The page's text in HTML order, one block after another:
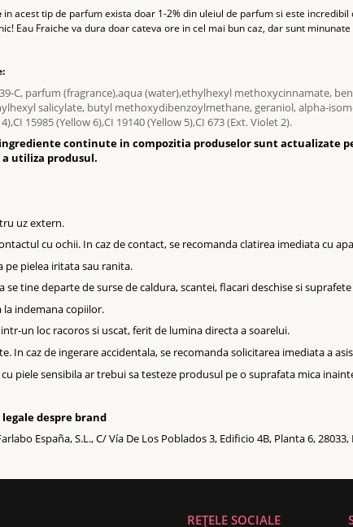
in acest tip de parfum exista doar 1-2% din uleiul de parfum si este
Eau Fraiche va dura doar cateva ore in cel mai bun caz, dar sunt
C, parfum (fragrance),aqua (water),ethylhexyl methoxycinnamate,
salicylate, butyl methoxydibenzoylmethane, geraniol, alpha-
15985 (Yellow 6),CI 19140 (Yellow 5),CI 673 (Ext. Violet 2).
continute in compozitia produselor sunt actualizate
utiliza produsul.
uz extern.
cu ochii. In caz de contact, se recomanda clatirea imediata cu
pe pielea iritata sau ranita.
se tine departe de surse de caldura, scantei, flacari deschise si
la indemana copiilor.
un loc racoros si uscat, ferit de lumina directa a soarelui.
In caz de ingerare accidentala, se recomanda solicitarea imediata a
cu piele sensibila ar trebui sa testeze produsul pe o suprafata mica
despre brand
España, S.L., C/ Vía De Los Poblados 3, Edificio 4B, Planta 6,
REȚELE SOCIALE